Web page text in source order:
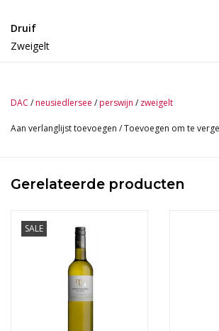
Druif
Zweigelt
Burgenland | Oostenrijk
Lekker bij
DAC /neusiedlersee /perswijn / zweigelt
Aan verlanglijst toevoegen /Toevoegen om te
Gerelateerde producten
SALE